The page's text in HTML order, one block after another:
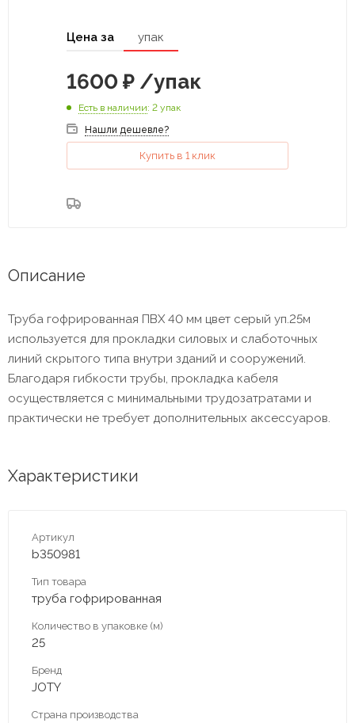
Цена за упак
1600 ₽ /упак
Есть в наличии: 2 упак
Нашли дешевле?
Купить в 1 клик
Описание
Труба гофрированная ПВХ 40 мм цвет серый уп.25м
используется для прокладки силовых и слаботочных
линий скрытого типа внутри зданий и сооружений.
Благодаря гибкости трубы, прокладка кабеля
осуществляется с минимальными трудозатратами и
практически не требует дополнительных аксессуаров.
Характеристики
Артикул
b350981
Тип товара
труба гофрированная
Количество в упаковке (м)
25
Бренд
JOTY
Страна производства